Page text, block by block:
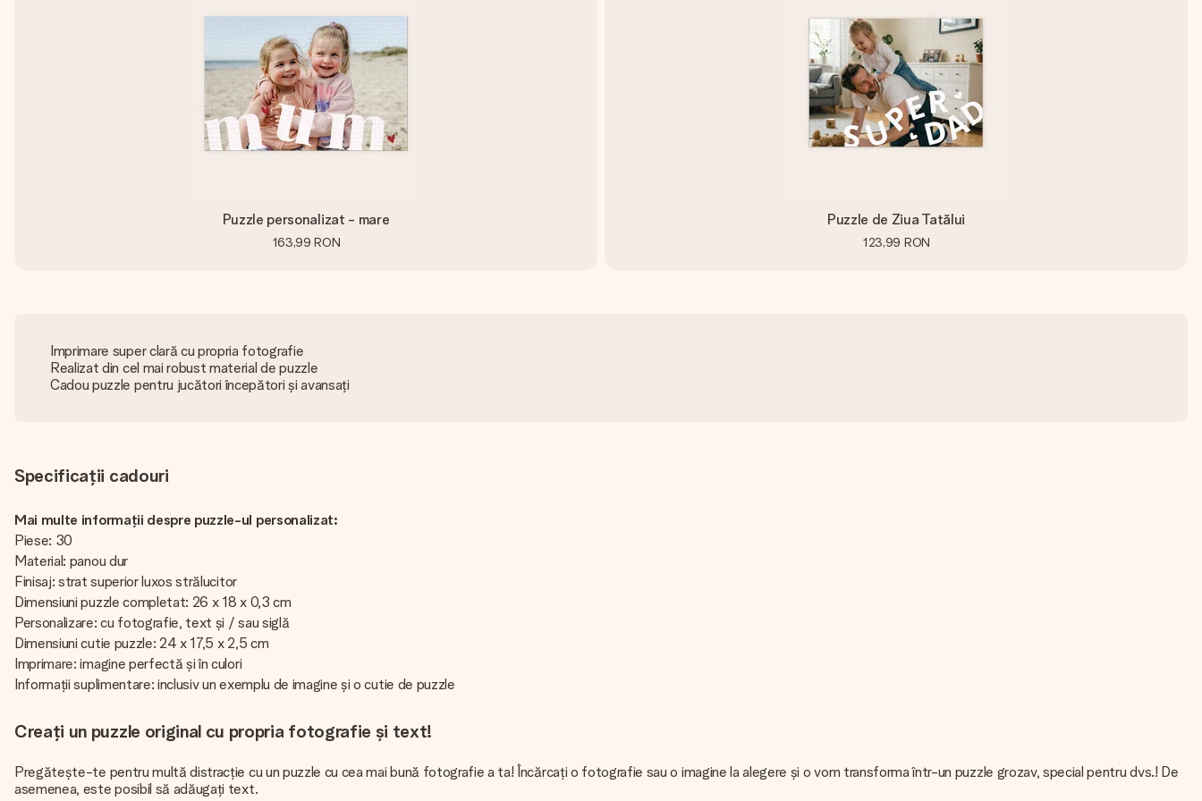
Puzzle personalizat - mare
163,99 RON
Puzzle de Ziua Tatălui
123,99 RON
Imprimare super clară cu propria fotografie
Realizat din cel mai robust material de puzzle
Cadou puzzle pentru jucători începători și avansați
Specificații cadouri
Mai multe informații despre puzzle-ul personalizat:
Piese: 30
Material: panou dur
Finisaj: strat superior luxos strălucitor
Dimensiuni puzzle completat: 26 x 18 x 0,3 cm
Personalizare: cu fotografie, text și / sau siglă
Dimensiuni cutie puzzle: 24 x 17,5 x 2,5 cm
Imprimare: imagine perfectă și în culori
Informații suplimentare: inclusiv un exemplu de imagine și o cutie de puzzle
Creați un puzzle original cu propria fotografie și text!
Pregătește-te pentru multă distracție cu un puzzle cu cea mai bună fotografie a ta! Încărcați o fotografie sau o imagine la alegere și o vom transforma într-un puzzle grozav, special pentru dvs.! De
asemenea, este posibil să adăugați text.